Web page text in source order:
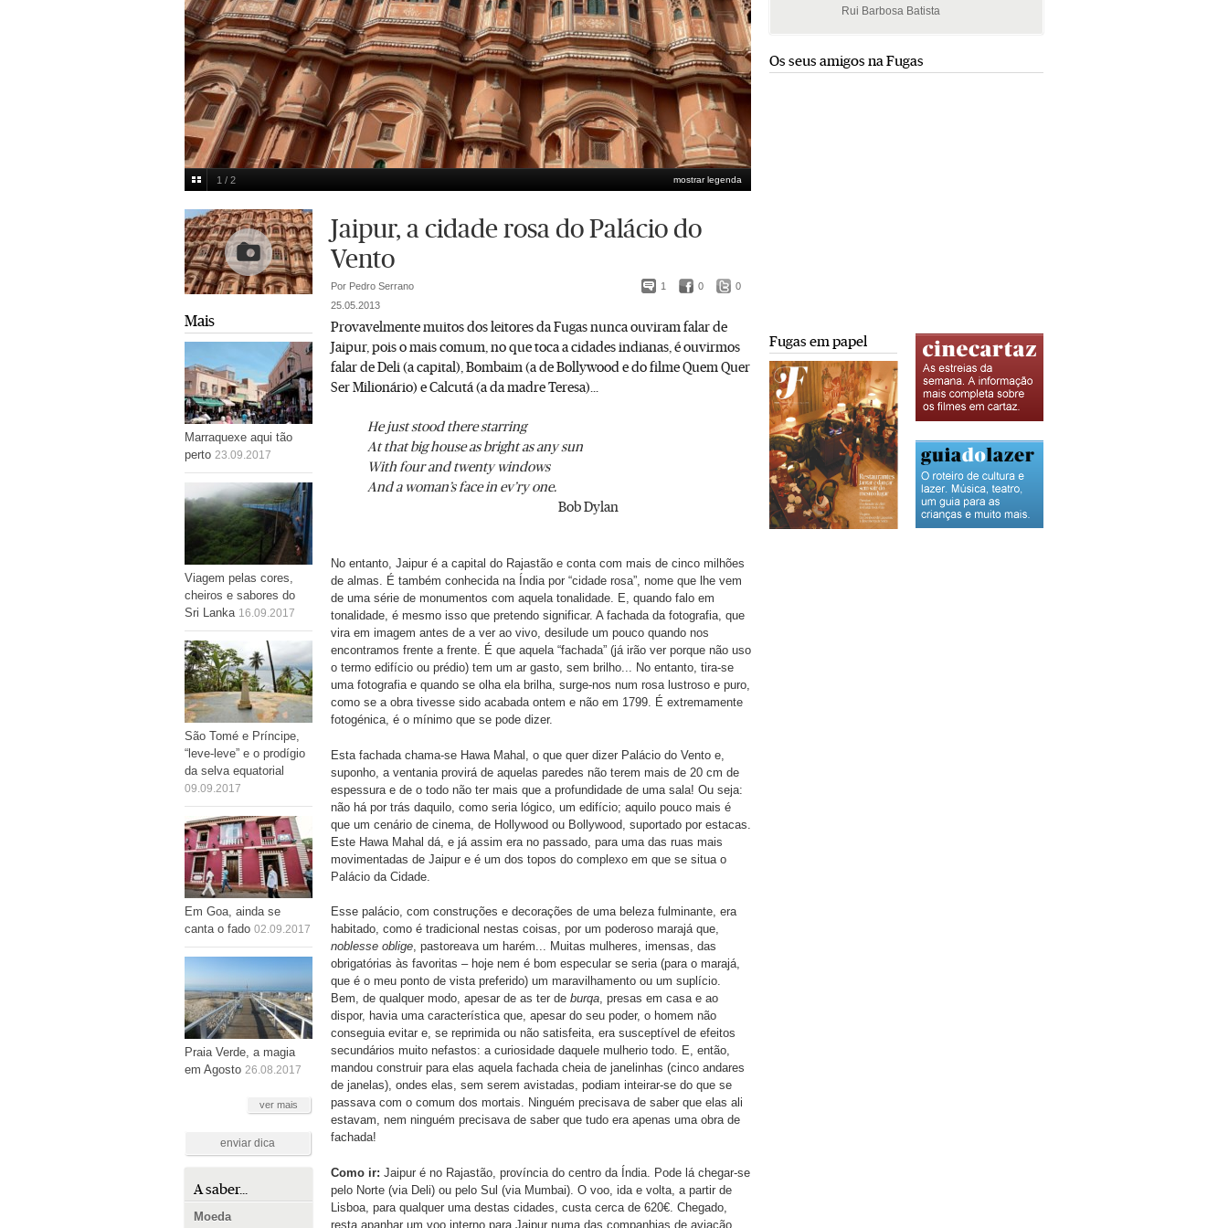
Hawa Mahal (fachada)
mostrar legenda
1 / 2
Multimedia
Mais
Marraquexe aqui tão
perto 23.09.2017
Viagem pelas cores,
cheiros e sabores do
Sri Lanka 16.09.2017
São Tomé e Príncipe,
“leve-leve” e o prodígio
da selva equatorial
09.09.2017
Em Goa, ainda se
canta o fado 02.09.2017
Praia Verde, a magia
em Agosto 26.08.2017
ver mais
enviar dica
A saber...
Moeda
Jaipur, a cidade rosa do Palácio do
Vento
1 0 0
Por Pedro Serrano
25.05.2013
Provavelmente muitos dos leitores da Fugas nunca ouviram falar de
Jaipur, pois o mais comum, no que toca a cidades indianas, é ouvirmos
falar de Deli (a capital), Bombaim (a de Bollywood e do filme Quem Quer
Ser Milionário) e Calcutá (a da madre Teresa)...
He just stood there starring
At that big house as bright as any sun
With four and twenty windows
And a woman’s face in ev’ry one.
Bob Dylan
No entanto, Jaipur é a capital do Rajastão e conta com mais de cinco milhões
de almas. É também conhecida na Índia por “cidade rosa”, nome que lhe vem
de uma série de monumentos com aquela tonalidade. E, quando falo em
tonalidade, é mesmo isso que pretendo significar. A fachada da fotografia, que
vira em imagem antes de a ver ao vivo, desilude um pouco quando nos
encontramos frente a frente. É que aquela “fachada” (já irão ver porque não uso
o termo edifício ou prédio) tem um ar gasto, sem brilho... No entanto, tira-se
uma fotografia e quando se olha ela brilha, surge-nos num rosa lustroso e puro,
como se a obra tivesse sido acabada ontem e não em 1799. É extremamente
fotogénica, é o mínimo que se pode dizer.
Esta fachada chama-se Hawa Mahal, o que quer dizer Palácio do Vento e,
suponho, a ventania provirá de aquelas paredes não terem mais de 20 cm de
espessura e de o todo não ter mais que a profundidade de uma sala! Ou seja:
não há por trás daquilo, como seria lógico, um edifício; aquilo pouco mais é
que um cenário de cinema, de Hollywood ou Bollywood, suportado por estacas.
Este Hawa Mahal dá, e já assim era no passado, para uma das ruas mais
movimentadas de Jaipur e é um dos topos do complexo em que se situa o
Palácio da Cidade.
Esse palácio, com construções e decorações de uma beleza fulminante, era
habitado, como é tradicional nestas coisas, por um poderoso marajá que,
noblesse oblige, pastoreava um harém... Muitas mulheres, imensas, das
obrigatórias às favoritas – hoje nem é bom especular se seria (para o marajá,
que é o meu ponto de vista preferido) um maravilhamento ou um suplício.
Bem, de qualquer modo, apesar de as ter de burqa, presas em casa e ao
dispor, havia uma característica que, apesar do seu poder, o homem não
conseguia evitar e, se reprimida ou não satisfeita, era susceptível de efeitos
secundários muito nefastos: a curiosidade daquele mulherio todo. E, então,
mandou construir para elas aquela fachada cheia de janelinhas (cinco andares
de janelas), ondes elas, sem serem avistadas, podiam inteirar-se do que se
passava com o comum dos mortais. Ninguém precisava de saber que elas ali
estavam, nem ninguém precisava de saber que tudo era apenas uma obra de
fachada!
Como ir: Jaipur é no Rajastão, província do centro da Índia. Pode lá chegar-se
pelo Norte (via Deli) ou pelo Sul (via Mumbai). O voo, ida e volta, a partir de
Lisboa, para qualquer uma destas cidades, custa cerca de 620€. Chegado,
resta apanhar um voo interno para Jaipur numa das companhias de aviação
Rui Barbosa Batista
Os seus amigos na Fugas
Fugas em papel